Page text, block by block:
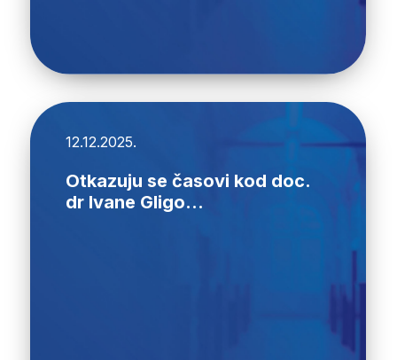
12.12.2025.
Otkazuju se časovi kod doc.
dr Ivane Gligo...